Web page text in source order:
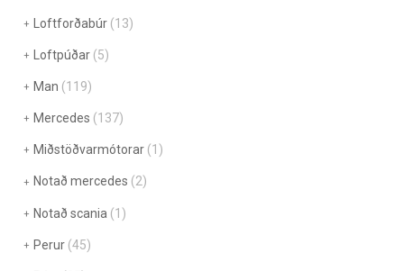
Loftforðabúr (13)
Loftpúðar (5)
Man (119)
Mercedes (137)
Miðstöðvarmótorar (1)
Notað mercedes (2)
Notað scania (1)
Perur (45)